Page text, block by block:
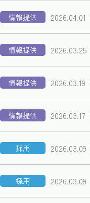
情報提供 2026.04.01
情報提供 2026.03.25
情報提供 2026.03.19
情報提供 2026.03.17
採用 2026.03.09
採用 2026.03.09